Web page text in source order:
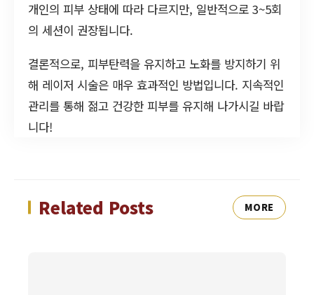
개인의 피부 상태에 따라 다르지만, 일반적으로 3~5회
의 세션이 권장됩니다.
결론적으로, 피부탄력을 유지하고 노화를 방지하기 위
해 레이저 시술은 매우 효과적인 방법입니다. 지속적인
관리를 통해 젊고 건강한 피부를 유지해 나가시길 바랍
니다!
Related Posts MORE